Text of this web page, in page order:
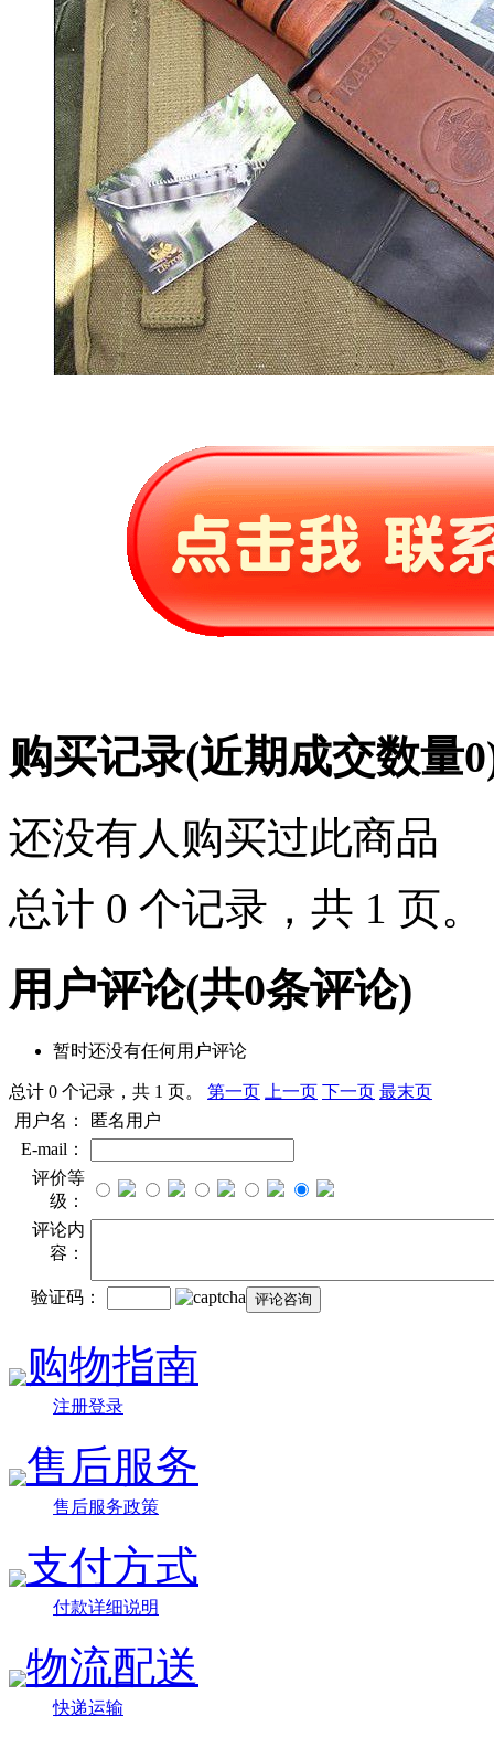
购买记录(近期成交数量0
还没有人购买过此商品
总计 0 个记录，共 1 页。
用户评论(共0条评论)
暂时还没有任何用户评论
总计 0 个记录，共 1 页。 第一页 上一页 下一页 最末页
用户名：
匿名用户
E-mail：
评价等
级：
评论内
容：
验证码：
购物指南
注册登录
售后服务
售后服务政策
支付方式
付款详细说明
物流配送
快递运输